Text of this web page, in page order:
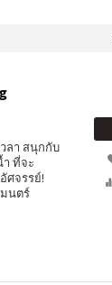
ลา สนุกกับ
ที่จะ
ศจรรย์!
นตร์